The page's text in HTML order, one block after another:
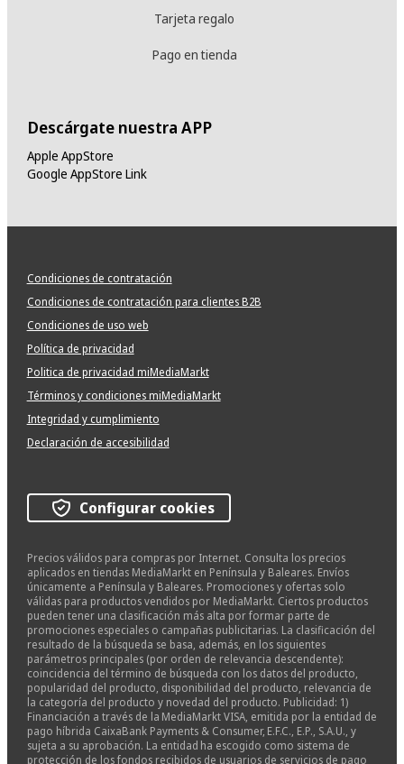
Tarjeta regalo
Pago en tienda
Descárgate nuestra APP
Apple AppStore
Google AppStore Link
Condiciones de contratación
Condiciones de contratación para clientes B2B
Condiciones de uso web
Política de privacidad
Politica de privacidad miMediaMarkt
Términos y condiciones miMediaMarkt
Integridad y cumplimiento
Declaración de accesibilidad
Configurar cookies
Precios válidos para compras por Internet. Consulta los precios
aplicados en tiendas MediaMarkt en Península y Baleares. Envíos
únicamente a Península y Baleares. Promociones y ofertas solo
válidas para productos vendidos por MediaMarkt. Ciertos productos
pueden tener una clasificación más alta por formar parte de
promociones especiales o campañas publicitarias. La clasificación del
resultado de la búsqueda se basa, además, en los siguientes
parámetros principales (por orden de relevancia descendente):
coincidencia del término de búsqueda con los datos del producto,
popularidad del producto, disponibilidad del producto, relevancia de
la categoría del producto y novedad del producto. Publicidad: 1)
Financiación a través de la MediaMarkt VISA, emitida por la entidad de
pago híbrida CaixaBank Payments & Consumer, E.F.C., E.P., S.A.U., y
sujeta a su aprobación. La entidad ha escogido como sistema de
protección de los fondos recibidos de usuarios de servicios de pago